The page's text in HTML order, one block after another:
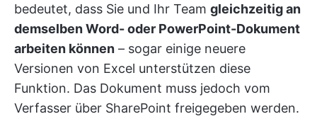
bedeutet, dass Sie und Ihr Team gleichzeitig an
demselben Word- oder PowerPoint-Dokument
arbeiten können – sogar einige neuere
Versionen von Excel unterstützen diese
Funktion. Das Dokument muss jedoch vom
Verfasser über SharePoint freigegeben werden.